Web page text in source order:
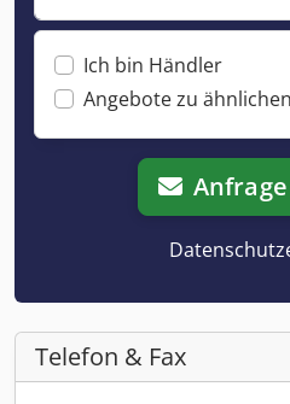
Ich bin Händler
Angebote zu
Telefon & Fax